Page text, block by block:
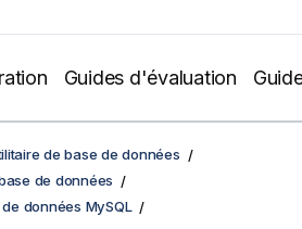
Guides d'évaluation
de base de données
de données
données MySQL